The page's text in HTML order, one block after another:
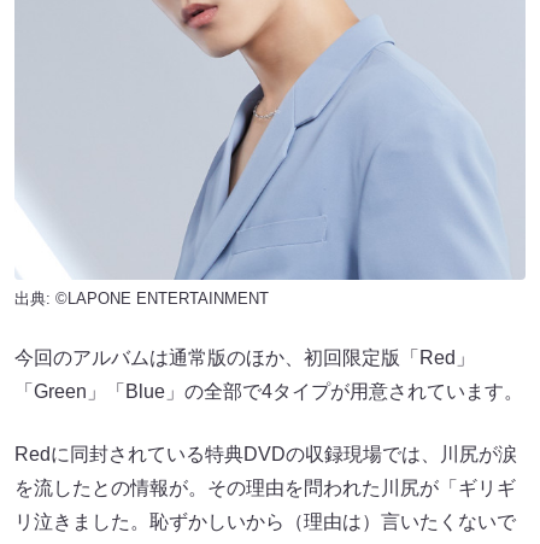
出典: ©LAPONE ENTERTAINMENT
今回のアルバムは通常版のほか、初回限定版「Red」
「Green」「Blue」の全部で4タイプが用意されています。
Redに同封されている特典DVDの収録現場では、川尻が涙
を流したとの情報が。その理由を問われた川尻が「ギリギ
リ泣きました。恥ずかしいから（理由は）言いたくないで